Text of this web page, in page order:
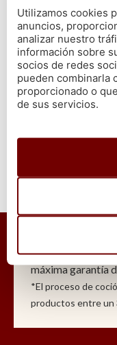
meloso y caldoso.
mariscos gallegos. Un
para que tus
En Cetárea
nuestros
llevados
máxima garantía
*El proceso de
productos entre un
Utilizamos cookies
anuncios,
analizar nuestro
información sobre
socios de redes
pueden combinarla
proporcionado o
de sus servicios.